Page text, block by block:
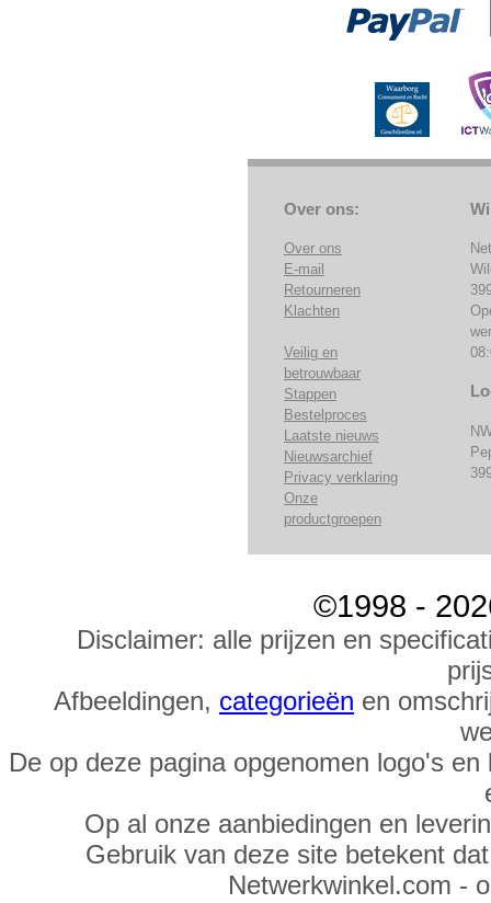
Over ons:
Over ons
E-mail
Retourneren
Klachten
Veilig en
betrouwbaar
Stappen
Bestelproces
Laatste nieuws
Nieuwsarchief
Privacy verklaring
Onze
productgroepen
©1998 -
Disclaimer: alle prijzen en
Afbeeldingen, categorieën en
De op deze pagina opgenomen logo's
Op al onze aanbiedingen en
Gebruik van deze site betekent
Netwerkwinkel.com -